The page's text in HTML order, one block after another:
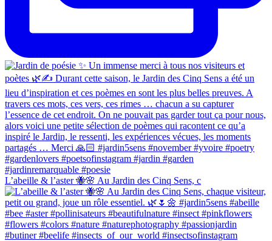
L’abeille & l’aster 🐝🌸 Au Jardin des Cinq Sens, c